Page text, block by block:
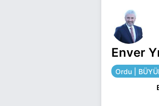
Enver
Ordu |